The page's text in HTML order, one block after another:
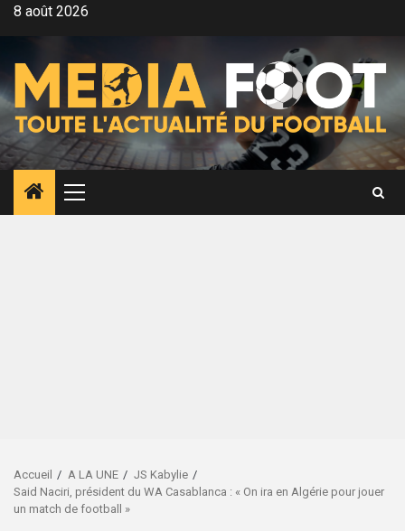
Aller8 août 2026
Menu
principal
Accueil A LA UNE
JS Kabylie
Said Naciri, président du WA Casablanca : « On ira en Algérie pour jouer
un match de football »